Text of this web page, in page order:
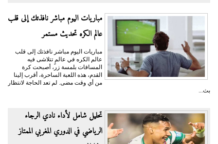
مباريات اليوم مباشر نافذتك إلى قلب
عالم الكره تحديث مستمر
مباريات اليوم مباشر نافذتك إلى قلب
عالم الكره في عالمٍ تتلاشى فيه
المسافات بلمسة زر، أصبحت كرة
القدم، هذه اللعبة الساحرة، أقرب إلينا
من أي وقت مضى. لم تعد الحاجة لانتظار
بث...
تحليل شامل لأداء نادي الرجاء
الرياضي في الدوري المغربي الممتاز